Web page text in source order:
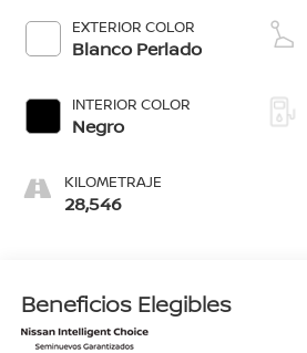
EXTERIOR COLOR
Blanco Perlado
INTERIOR COLOR
Negro
KILOMETRAJE
28,546
Beneficios Elegibles